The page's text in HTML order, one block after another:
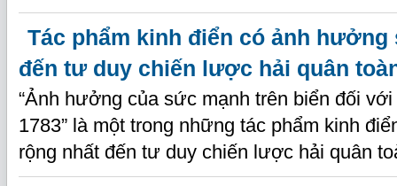
Tác phẩm kinh điển có ảnh hưởng
đến tư duy chiến lược hải quân
“Ảnh hưởng của sức mạnh trên biển đối
1783” là một trong những tác phẩm kinh
rộng nhất đến tư duy chiến lược hải quân